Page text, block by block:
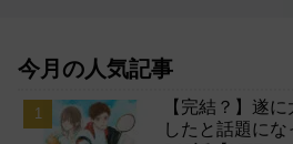
今月の人気記事
【完結？】遂
したと話題にな